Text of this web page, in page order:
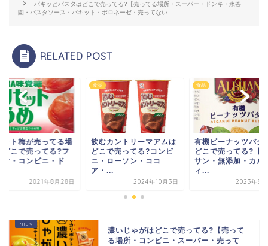
パキッとパスタはどこで売ってる?【売ってる場所・スーパー・ドンキ・永谷
園・パスタソース・パキット・ボロネーゼ・売ってない
RELATED POST
ット梅が売ってる場
どこで売ってる?フ
マ・コンビニ・ド
2021年8月28日
食品
飲むカントリーマアムは
どこで売ってる?コンビ
ニ・ローソン・ココ
ア・...
2024年10月3日
食品
有機ピーナッツバタ
どこで売ってる?【
サン・無添加・カル
ィ...
2023年8
濃いじゃがはどこで売ってる?【売って
る場所・コンビニ・スーパー・売って